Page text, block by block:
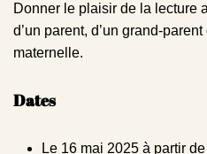
Donner le plaisir de la lecture
d’un parent, d’un grand-
maternelle.
Dates
Le 16 mai 2025 à partir